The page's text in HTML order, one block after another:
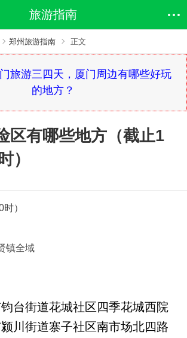
旅游指南
郑州旅游指南 正文
旅游三四天，厦门周边有哪些好玩
的地方？
区有哪些地方（截止1
）
）
镇全域
台街道花城社区四季花城西院
川街道寨子社区南市场北四路